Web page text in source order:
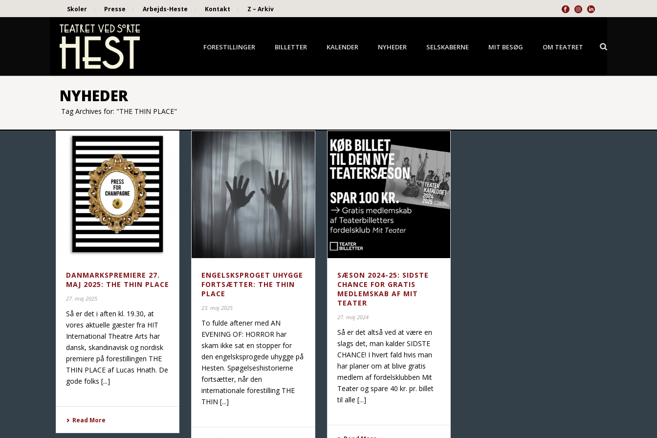
Skoler Presse Arbejds-Heste Kontakt Z – Arkiv
FORESTILLINGER BILLETTER KALENDER NYHEDER SELSKABERNE MIT BESØG OM TEATRET
NYHEDER
Tag Archives for: "THE THIN PLACE"
DANMARKSPREMIERE 27.
MAJ 2025: THE THIN PLACE
27. maj 2025
Så er det i aften kl. 19.30, at
vores aktuelle gæster fra HIT
International Theatre Arts har
dansk, skandinavisk og nordisk
premiere på forestillingen THE
THIN PLACE af Lucas Hnath. De
gode folks [...]
Read More
ENGELSKSPROGET UHYGGE
FORTSÆTTER: THE THIN
PLACE
23. maj 2025
To fulde aftener med AN
EVENING OF: HORROR har
skam ikke sat en stopper for
den engelsksprogede uhygge på
Hesten. Spøgelseshistorierne
fortsætter, når den
internationale forestilling THE
THIN [...]
SÆSON 2024-25: SIDSTE
CHANCE FOR GRATIS
MEDLEMSKAB AF MIT
TEATER
27. maj 2024
Så er det altså ved at være en
slags det, man kalder SIDSTE
CHANCE! I hvert fald hvis man
har planer om at blive gratis
medlem af fordelsklubben Mit
Teater og spare 40 kr. pr. billet
til alle [...]